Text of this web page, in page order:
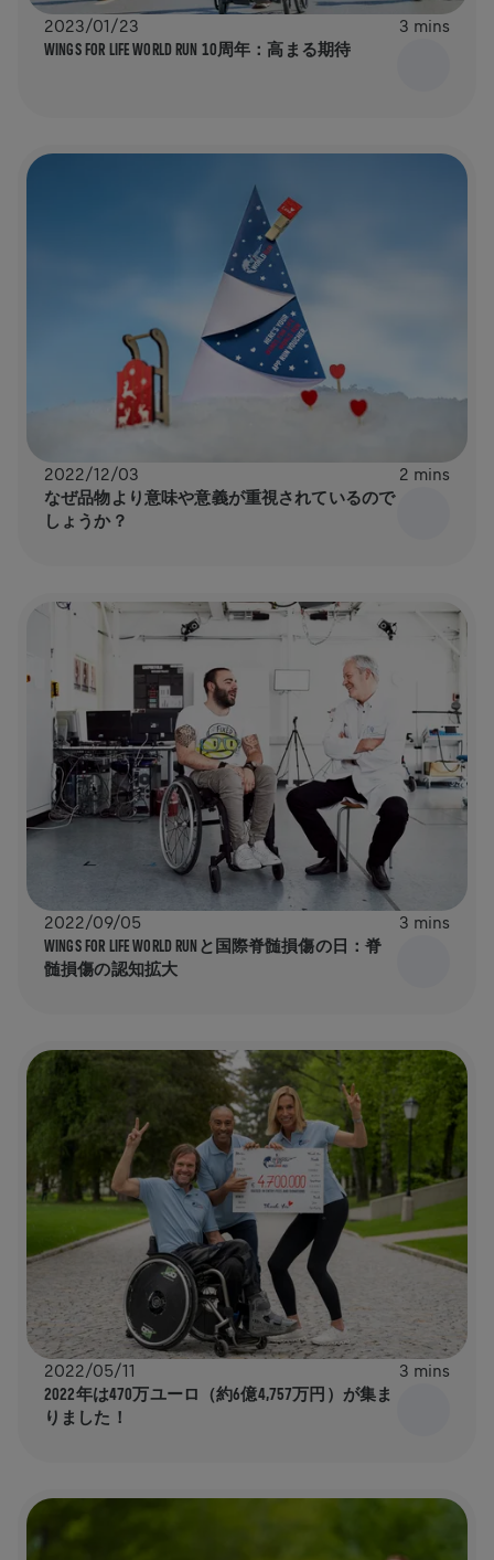
2023/01/23 3 mins
WINGS FOR LIFE WORLD RUN 10周年：高まる期待
2022/12/03 2 mins
なぜ品物より意味や意義が重視されているので
しょうか？
2022/09/05 3 mins
WINGS FOR LIFE WORLD RUNと国際脊髄損傷の日：脊
髄損傷の認知拡大
2022/05/11 3 mins
2022年は470万ユーロ（約6億4,757万円）が集ま
りました！